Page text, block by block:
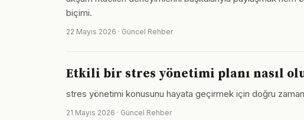
biçimi.
22 Mayıs 2026 · Güncel Rehber
Etkili bir stres yönetimi planı nasıl
stres yönetimi konusunu hayata geçirmek için doğru
21 Mayıs 2026 · Güncel Rehber